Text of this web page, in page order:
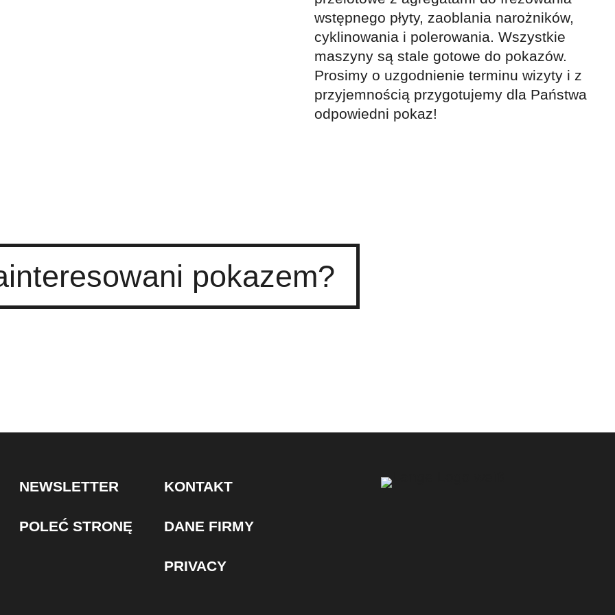
wstępnego płyty, zaoblania narożników,
cyklinowania i polerowania. Wszystkie
maszyny są stale gotowe do pokazów.
Prosimy o uzgodnienie terminu wizyty i z
przyjemnością przygotujemy dla Państwa
odpowiedni pokaz!
pokazem?
NEWSLETTER
POLEĆ STRONĘ
KONTAKT
DANE FIRMY
PRIVACY